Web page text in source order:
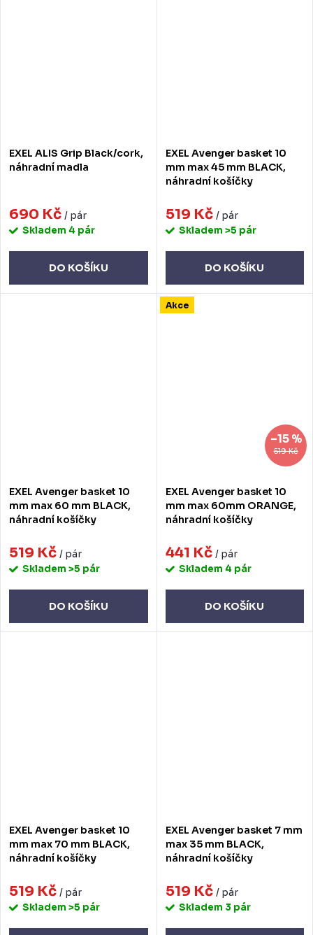
EXEL ALIS Grip Black/cork,
náhradní madla
690 Kč / pár
Skladem 4 pár
DO KOŠÍKU
EXEL Avenger basket 10
mm max 45 mm BLACK,
náhradní košíčky
519 Kč / pár
Skladem >5 pár
DO KOŠÍKU
EXEL Avenger basket 10
mm max 60 mm BLACK,
náhradní košíčky
519 Kč / pár
Skladem >5 pár
DO KOŠÍKU
Akce
519 Kč
–15 %
EXEL Avenger basket 10
mm max 60mm ORANGE,
náhradní košíčky
441 Kč / pár
Skladem 4 pár
DO KOŠÍKU
EXEL Avenger basket 10
mm max 70 mm BLACK,
náhradní košíčky
519 Kč / pár
Skladem >5 pár
EXEL Avenger basket 7 mm
max 35 mm BLACK,
náhradní košíčky
519 Kč / pár
Skladem 3 pár